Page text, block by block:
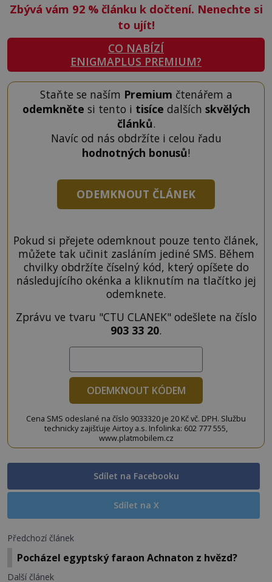
Zbývá vám 92 %článku k dočtení. Nenechte si
to ujít!
CO NABÍZÍ
ENIGMAPLUS PREMIUM?
Staňte se naším Premium čtenářem a
odemkněte si tento i tisíce dalších skvělých
článků.
Navíc od nás obdržíte i celou řadu
hodnotných bonusů!
ODEMKNOUT ČLÁNEK
Pokud si přejete odemknout pouze tento článek,
můžete tak učinit zasláním jediné SMS. Během
chvilky obdržíte číselný kód, který opíšete do
následujícího okénka a kliknutím na tlačítko jej
odemknete.
Zprávu ve tvaru "CTU CLANEK" odešlete na číslo
903 33 20.
ODEMKNOUT KÓDEM
Cena SMS odeslané na číslo 9033320 je 20 Kč vč. DPH. Službu
technicky zajišťuje Airtoy a.s. Infolinka: 602 777 555,
www.platmobilem.cz
Sdílet na Facebooku
Sdílet na X
Předchozí článek
Pocházel egyptský faraon Achnaton z hvězd?
Další článek